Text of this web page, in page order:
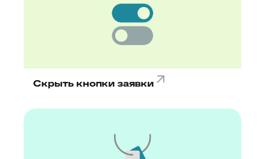
Скрыть кнопки заявки